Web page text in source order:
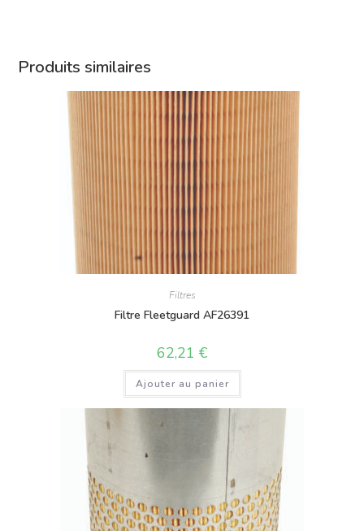
Produits similaires
Filtres
Filtre Fleetguard AF26391
62,21 €
Ajouter au panier